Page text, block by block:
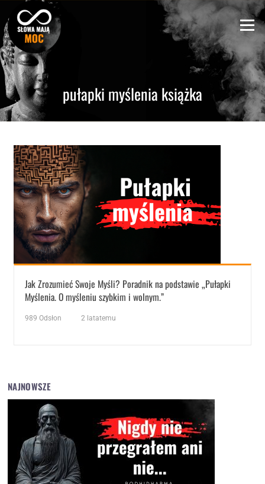
content
Menu
pułapki myślenia książka
Jak Zrozumieć Swoje Myśli? Poradnik na podstawie „Pułapki
Myślenia. O myśleniu szybkim i wolnym.”
989 Odsłon 2 latatemu
NAJNOWSZE